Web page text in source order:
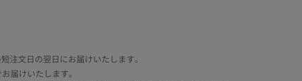
注文日の翌日にお届けいたします。
届けいたします。